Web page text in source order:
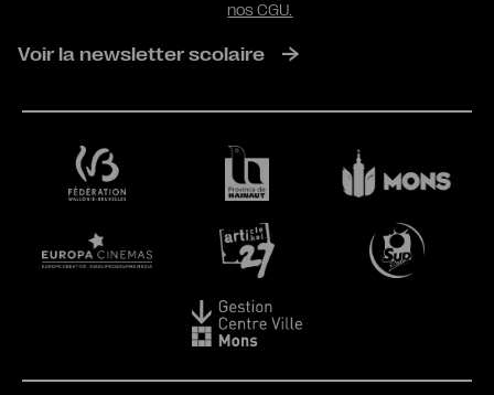
nos CGU.
Voir la newsletter scolaire